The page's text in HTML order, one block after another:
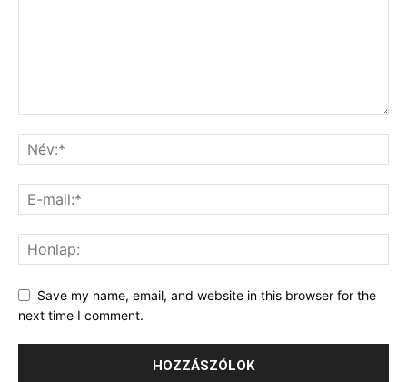
Save my name, email, and website in this browser for the
next time I comment.